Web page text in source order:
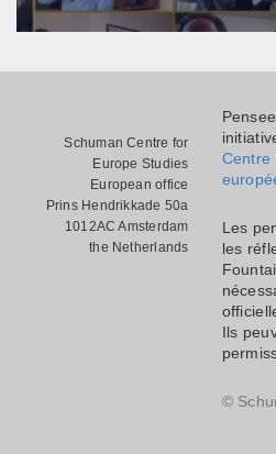
Schuman Centre for
Europe Studies
European office
Prins Hendrikkade 50a
1012AC Amsterdam
the Netherlands
Centre
Les
les
Ils
©